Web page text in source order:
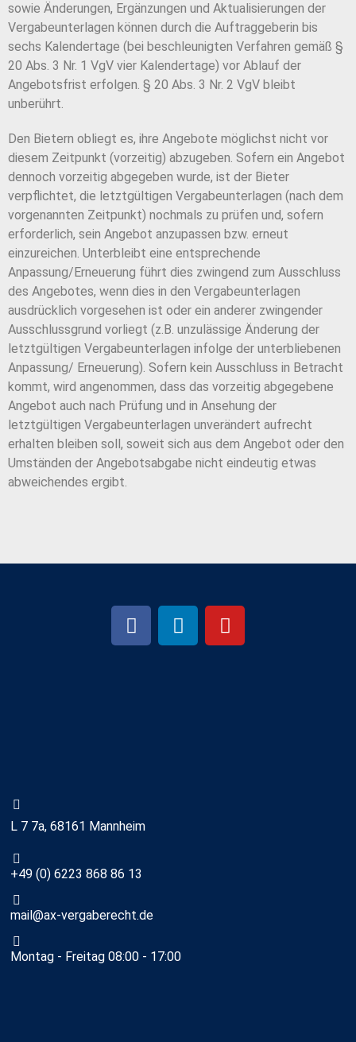
sowie Änderungen, Ergänzungen und Aktualisierungen der
Vergabeunterlagen können durch die Auftraggeberin bis
sechs Kalendertage (bei beschleunigten Verfahren gemäß §
20 Abs. 3 Nr. 1 VgV vier Kalendertage) vor Ablauf der
Angebotsfrist erfolgen. § 20 Abs. 3 Nr. 2 VgV bleibt
unberührt.
Den Bietern obliegt es, ihre Angebote möglichst nicht vor
diesem Zeitpunkt (vorzeitig) abzugeben. Sofern ein Angebot
dennoch vorzeitig abgegeben wurde, ist der Bieter
verpflichtet, die letztgültigen Vergabeunterlagen (nach dem
vorgenannten Zeitpunkt) nochmals zu prüfen und, sofern
erforderlich, sein Angebot anzupassen bzw. erneut
einzureichen. Unterbleibt eine entsprechende
Anpassung/Erneuerung führt dies zwingend zum Ausschluss
des Angebotes, wenn dies in den Vergabeunterlagen
ausdrücklich vorgesehen ist oder ein anderer zwingender
Ausschlussgrund vorliegt (z.B. unzulässige Änderung der
letztgültigen Vergabeunterlagen infolge der unterbliebenen
Anpassung/ Erneuerung). Sofern kein Ausschluss in Betracht
kommt, wird angenommen, dass das vorzeitig abgegebene
Angebot auch nach Prüfung und in Ansehung der
letztgültigen Vergabeunterlagen unverändert aufrecht
erhalten bleiben soll, soweit sich aus dem Angebot oder den
Umständen der Angebotsabgabe nicht eindeutig etwas
abweichendes ergibt.
L 7 7a, 68161 Mannheim
+49 (0) 6223 868 86 13
mail@ax-vergaberecht.de
Montag - Freitag 08:00 - 17:00